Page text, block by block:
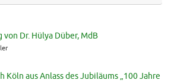
Dr. Hülya Düber, MdB
Köln aus Anlass des Jubiläums „100 Jahre